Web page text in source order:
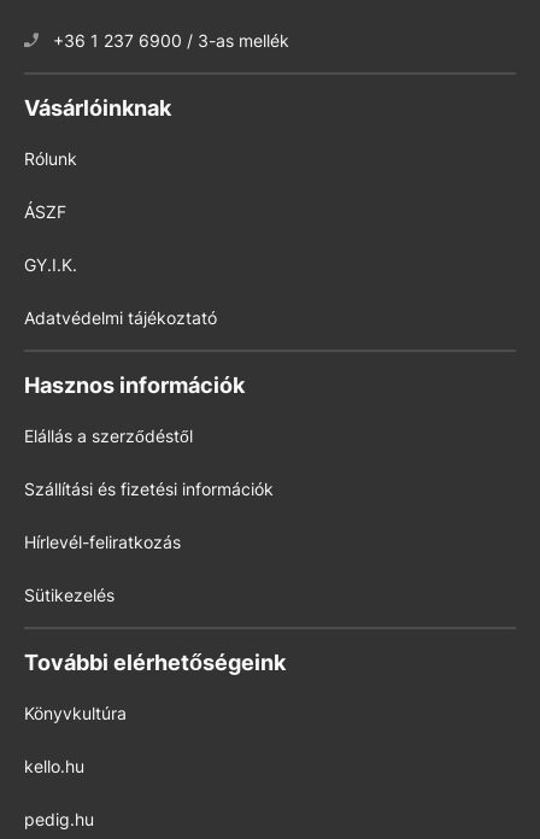
+36 1 237 6900 / 3-as mellék
Vásárlóinknak
Rólunk
ÁSZF
GY.I.K.
Adatvédelmi tájékoztató
Hasznos információk
Elállás a szerződéstől
Szállítási és fizetési információk
Hírlevél-feliratkozás
Sütikezelés
További elérhetőségeink
Könyvkultúra
kello.hu
pedig.hu